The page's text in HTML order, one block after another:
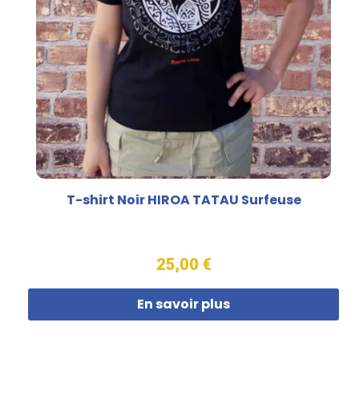
T-shirt Noir HIROA TATAU Surfeuse
25,00 €
En savoir plus